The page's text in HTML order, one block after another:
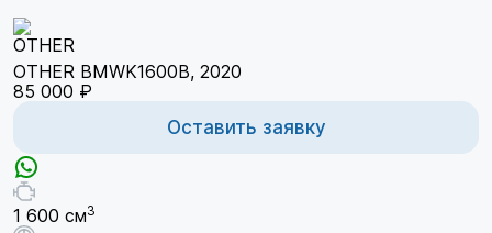
OTHER BMWK1600B, 2020
85 000 ₽
Оставить заявку
1 600 см3